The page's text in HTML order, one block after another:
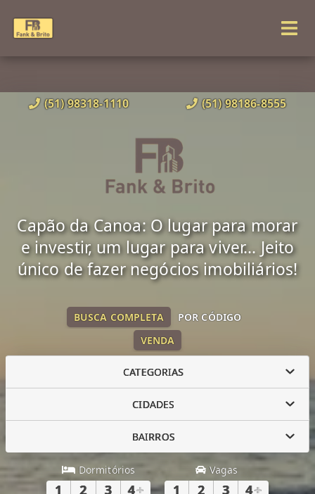
(51) 98318-1110 (51) 98186-8555
Capão da Canoa: O lugar para morar
e investir, um lugar para viver... Jeito
único de fazer negócios imobiliários!
VENDA
BUSCA COMPLETA POR CÓDIGO
CATEGORIAS
CIDADES
BAIRROS
Dormitórios
1 2 3 4+
Vagas
1 2 3 4+